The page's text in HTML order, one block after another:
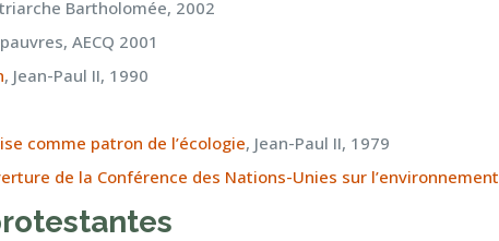
Bartholomée, 2002
AECQ 2001
, Jean-Paul II, 1990
comme patron de l’écologie, Jean-Paul II, 1979
de la Conférence des Nations-Unies sur l’environnement